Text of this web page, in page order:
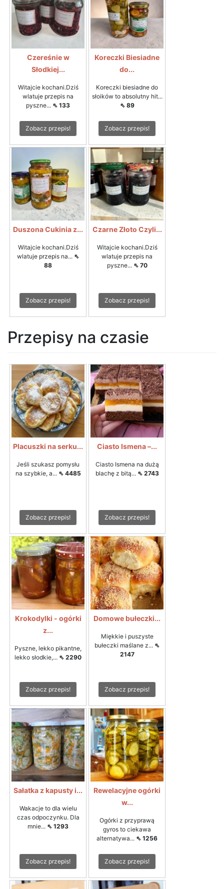
Czereśnie w
Słodkiej...
Witajcie kochani.Dziś
wlatuje przepis na
pyszne... ⇖ 133
Zobacz przepis!
Koreczki Biesiadne
do...
Koreczki biesiadne do
słoików to absolutny hit...
⇖ 89
Zobacz przepis!
Duszona Cukinia z...
Witajcie kochani.Dziś
wlatuje przepis na... ⇖
88
Zobacz przepis!
Czarne Złoto Czyli...
Witajcie kochani.Dziś
wlatuje przepis na
pyszne... ⇖ 70
Zobacz przepis!
Przepisy na czasie
Placuszki na serku...
Jeśli szukasz pomysłu
na szybkie, a... ⇖ 4485
Zobacz przepis!
Ciasto Ismena –...
Ciasto Ismena na dużą
blachę z bitą... ⇖ 2743
Zobacz przepis!
Krokodylki - ogórki
z...
Pyszne, lekko pikantne,
lekko słodkie,... ⇖ 2290
Zobacz przepis!
Domowe bułeczki...
Miękkie i puszyste
bułeczki maślane z... ⇖
2147
Zobacz przepis!
Sałatka z kapusty i...
Wakacje to dla wielu
czas odpoczynku. Dla
mnie... ⇖ 1293
Zobacz przepis!
Rewelacyjne ogórki
w...
Ogórki z przyprawą
gyros to ciekawa
alternatywa... ⇖ 1256
Zobacz przepis!